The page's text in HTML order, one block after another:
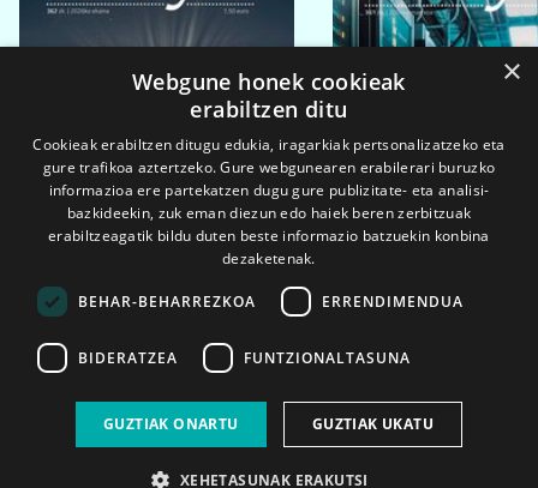
2026ko eka. 1a 2026ko mar. 1a
×
Webgune honek cookieak
erabiltzen ditu
Cookieak erabiltzen ditugu edukia, iragarkiak pertsonalizatzeko eta
gure trafikoa aztertzeko. Gure webgunearen erabilerari buruzko
informazioa ere partekatzen dugu gure publizitate- eta analisi-
bazkideekin, zuk eman diezun edo haiek beren zerbitzuak
erabiltzeagatik bildu duten beste informazio batzuekin konbina
dezaketenak.
BEHAR-BEHARREZKOA ERRENDIMENDUA
BIDERATZEA FUNTZIONALTASUNA
GUZTIAK ONARTU GUZTIAK UKATU
XEHETASUNAK ERAKUTSI